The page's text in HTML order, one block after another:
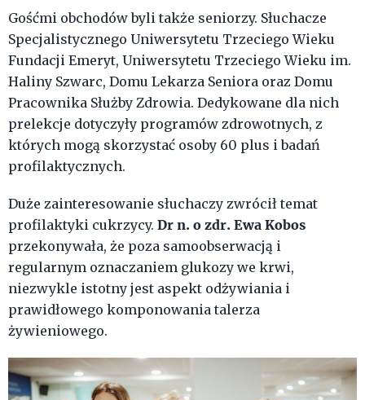
Gośćmi obchodów byli także seniorzy. Słuchacze
Specjalistycznego Uniwersytetu Trzeciego Wieku
Fundacji Emeryt, Uniwersytetu Trzeciego Wieku im.
Haliny Szwarc, Domu Lekarza Seniora oraz Domu
Pracownika Służby Zdrowia. Dedykowane dla nich
prelekcje dotyczyły programów zdrowotnych, z
których mogą skorzystać osoby 60 plus i badań
profilaktycznych.
Duże zainteresowanie słuchaczy zwrócił temat
profilaktyki cukrzycy. Dr n. o zdr. Ewa Kobos
przekonywała, że poza samoobserwacją i
regularnym oznaczaniem glukozy we krwi,
niezwykle istotny jest aspekt odżywiania i
prawidłowego komponowania talerza
żywieniowego.